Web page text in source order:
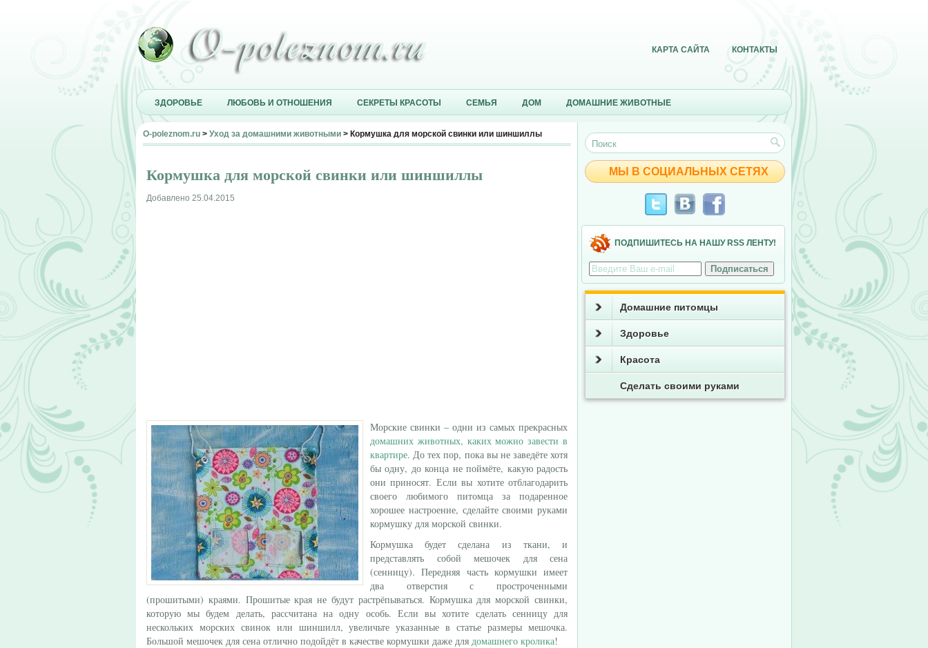
КАРТА САЙТА КОНТАКТЫ
ЗДОРОВЬЕ ЛЮБОВЬ И ОТНОШЕНИЯ СЕКРЕТЫ КРАСОТЫ СЕМЬЯ ДОМ ДОМАШНИЕ ЖИВОТНЫЕ
O-poleznom.ru > Уход за домашними животными > Кормушка для морской свинки или шиншиллы
Кормушка для морской свинки или шиншиллы
Добавлено 25.04.2015
Морские свинки – одни из самых прекрасных
домашних животных, каких можно завести в
квартире. До тех пор, пока вы не заведёте хотя
бы одну, до конца не поймёте, какую радость
они приносят. Если вы хотите отблагодарить
своего любимого питомца за подаренное
хорошее настроение, сделайте своими руками
кормушку для морской свинки.
Кормушка будет сделана из ткани, и
представлять собой мешочек для сена
(сенницу). Передняя часть кормушки имеет
два отверстия с простроченными
(прошитыми) краями. Прошитые края не будут растрёпываться. Кормушка для морской свинки,
которую мы будем делать, рассчитана на одну особь. Если вы хотите сделать сенницу для
нескольких морских свинок или шиншилл, увеличьте указанные в статье размеры мешочка.
Большой мешочек для сена отлично подойдёт в качестве кормушки даже для домашнего кролика!
МЫ В СОЦИАЛЬНЫХ СЕТЯХ
ПОДПИШИТЕСЬ НА НАШУ RSS ЛЕНТУ!
Домашние питомцы
Здоровье
Красота
Сделать своими руками